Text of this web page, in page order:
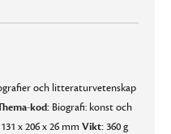
och litteraturvetenskap
kod: Biografi: konst och
131 x 206 x 26 mmVikt:360 g